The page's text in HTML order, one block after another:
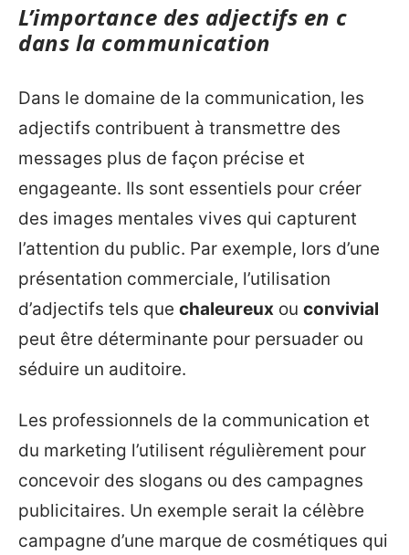
L’importance des adjectifs en c
dans la communication
Dans le domaine de la communication, les
adjectifs contribuent à transmettre des
messages plus de façon précise et
engageante. Ils sont essentiels pour créer
des images mentales vives qui capturent
l’attention du public. Par exemple, lors d’une
présentation commerciale, l’utilisation
d’adjectifs tels que chaleureux ou convivial
peut être déterminante pour persuader ou
séduire un auditoire.
Les professionnels de la communication et
du marketing l’utilisent régulièrement pour
concevoir des slogans ou des campagnes
publicitaires. Un exemple serait la célèbre
campagne d’une marque de cosmétiques qui